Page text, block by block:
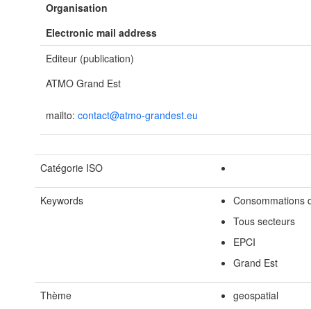
Organisation
Electronic mail address
Editeur (publication)
ATMO Grand Est
mailto: contact@atmo-grandest.eu
Catégorie ISO
Keywords
Consommations
Tous secteurs
EPCI
Grand Est
Thème geospatial